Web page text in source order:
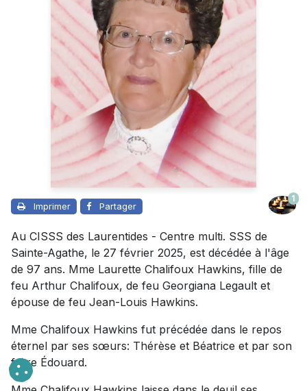
Imprimer Partager
1
Au CISSS des Laurentides - Centre multi. SSS de
Sainte-Agathe, le 27 février 2025, est décédée à l'âge
de 97 ans. Mme Laurette Chalifoux Hawkins, fille de
feu Arthur Chalifoux, de feu Georgiana Legault et
épouse de feu Jean-Louis Hawkins.
Mme Chalifoux Hawkins fut précédée dans le repos
éternel par ses sœurs: Thérèse et Béatrice et par son
frère Édouard.